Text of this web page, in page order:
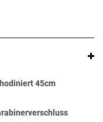
45cm